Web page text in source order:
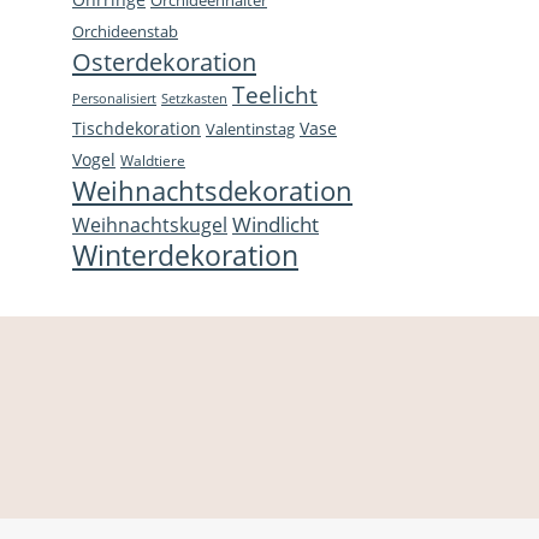
Orchideenstab
Osterdekoration
Personalisiert Setzkasten Teelicht
Tischdekoration Valentinstag Vase
Vogel Waldtiere
Weihnachtsdekoration
Weihnachtskugel Windlicht
Winterdekoration